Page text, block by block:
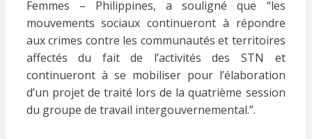
Femmes – Philippines, a souligné que “les
mouvements sociaux continueront à répondre
aux crimes contre les communautés et territoires
affectés du fait de l’activités des STN et
continueront à se mobiliser pour l’élaboration
d’un projet de traité lors de la quatrième session
du groupe de travail intergouvernemental.”.